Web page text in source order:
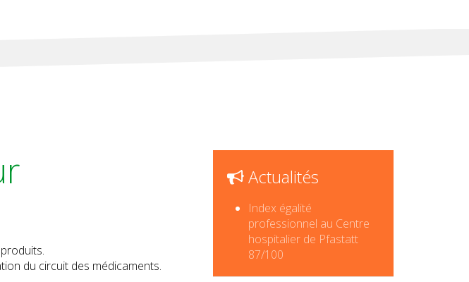
du circuit des médicaments.
Actualités
Index égalité
professionnel au Centre
hospitalier de Pfastatt
87/100